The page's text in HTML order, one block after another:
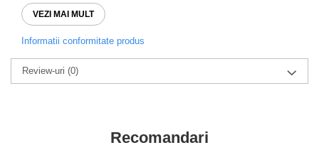
imprimanta UV de ultima generatie direct pe lemn
VEZI MAI MULT
Informatii conformitate produs
Review-uri (0)
Recomandari